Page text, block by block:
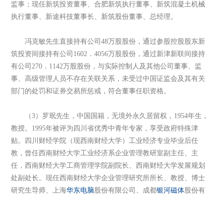
监事；现任新筑投资董事、合肥新筑执行董事、新筑混凝土机械
执行董事、新途科技董事长、新筑股份董事、总经理。
冯克敏先生直接持有公司48万股股份，通过参股控股股东新
筑投资间接持有公司1602．4056万股股份，通过新津新联间接持
有公司270．1142万股股份，与实际控制人及其他公司董事、监
事、高级管理人员不存在关联关系，未受过中国证监会及其有关
部门的处罚和证券交易所惩戒，符合董事任职资格。
（3）罗珉先生，中国国籍，无境外永久居留权，1954年生，
教授。1995年被评为四川省优秀中青年专家，享受政府特殊津
贴。四川财经学院（现西南财经大学）工业经济专业毕业后任
教，曾任西南财经大学工业经济系企业管理教研室副主任、主
任，西南财经大学工商管理学院副院长、西南财经大学发展规划
处副处长。现任西南财经大学企业管理研究所所长、教授、博士
研究生导师、上海华东电脑股份有限公司、成都银河磁体股份有